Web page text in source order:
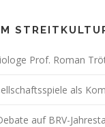
Prof. Roman
als
auf BRV-